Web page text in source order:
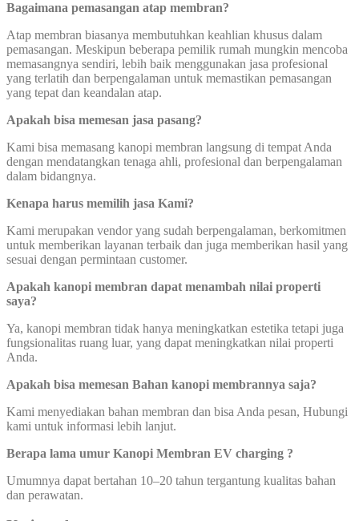
Bagaimana pemasangan atap membran?
Atap membran biasanya membutuhkan keahlian khusus dalam
pemasangan. Meskipun beberapa pemilik rumah mungkin mencoba
memasangnya sendiri, lebih baik menggunakan jasa profesional
yang terlatih dan berpengalaman untuk memastikan pemasangan
yang tepat dan keandalan atap.
Apakah bisa memesan jasa pasang?
Kami bisa memasang kanopi membran langsung di tempat Anda
dengan mendatangkan tenaga ahli, profesional dan berpengalaman
dalam bidangnya.
Kenapa harus memilih jasa Kami?
Kami merupakan vendor yang sudah berpengalaman, berkomitmen
untuk memberikan layanan terbaik dan juga memberikan hasil yang
sesuai dengan permintaan customer.
Apakah kanopi membran dapat menambah nilai properti
saya?
Ya, kanopi membran tidak hanya meningkatkan estetika tetapi juga
fungsionalitas ruang luar, yang dapat meningkatkan nilai properti
Anda.
Apakah bisa memesan Bahan kanopi membrannya saja?
Kami menyediakan bahan membran dan bisa Anda pesan, Hubungi
kami untuk informasi lebih lanjut.
Berapa lama umur Kanopi Membran EV charging ?
Umumnya dapat bertahan 10–20 tahun tergantung kualitas bahan
dan perawatan.